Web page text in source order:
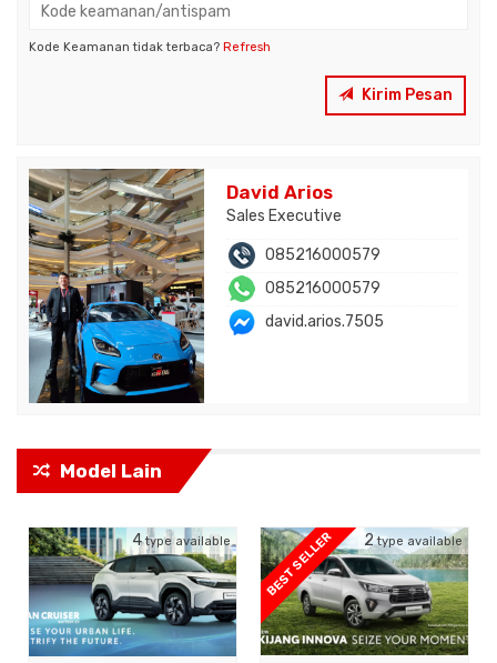
Kode Keamanan tidak terbaca? Refresh
Kirim Pesan
David Arios
Sales Executive
085216000579
085216000579
david.arios.7505
Model Lain
4type available BEST SELLER 2type available